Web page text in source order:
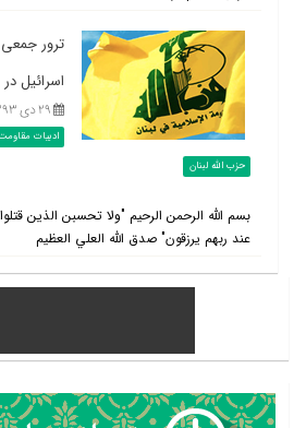
اسرائیل
۲۹ دی ۱۳۹۳ |
ادبیات
حزب الله لبنان
بسم الله الرحمن الرحيم "ولا تحسبن الذين
عند ربهم يرزقون" صدق الله العلي العظيم